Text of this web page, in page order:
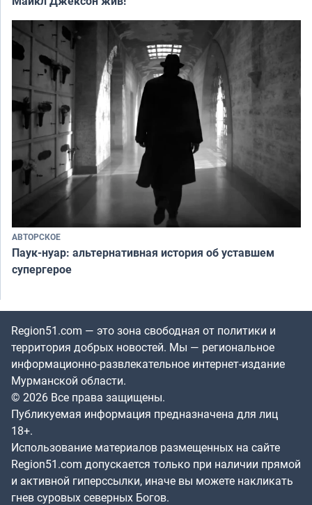
АВТОРСКОЕ
Паук-нуар: альтернативная история об уставшем
супергерое
Region51.com — это зона свободная от политики и
территория добрых новостей. Мы — региональное
информационно-развлекательное интернет-издание
Мурманской области.
© 2026 Все права защищены.
Публикуемая информация предназначена для лиц
18+.
Использование материалов размещенных на сайте
Region51.com допускается только при наличии прямой
и активной гиперссылки, иначе вы можете накликать
гнев суровых северных Богов.